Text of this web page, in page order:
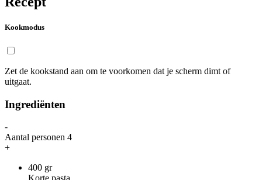
Kookmodus
Zet de kookstand aan om te voorkomen dat je scherm dimt of
uitgaat.
Ingrediënten
-
Aantal personen 4
+
400 gr